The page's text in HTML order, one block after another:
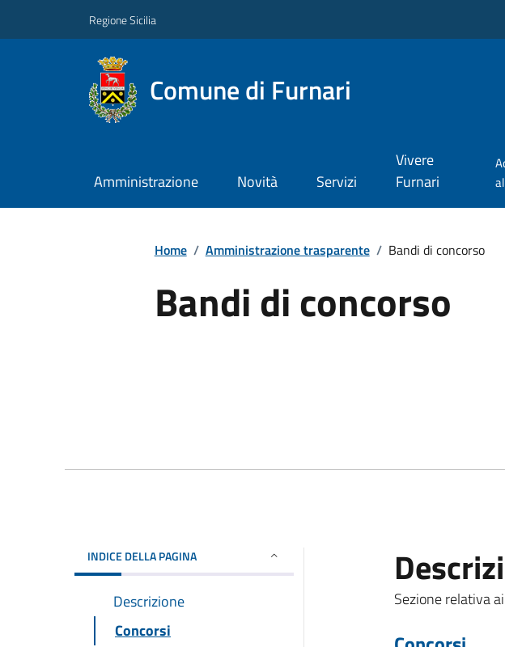
Regione Sicilia
Comune di Furnari
Amministrazione Novità Servizi
Vivere
Furnari
Home / Amministrazione trasparente / Bandi di concorso
Bandi di concorso
INDICE DELLA PAGINA
Descrizione
Concorsi
Sezione relativa